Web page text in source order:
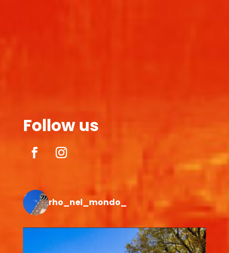
Follow us
rho_nel_mondo_